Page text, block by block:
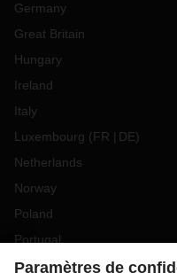
Germany
Great Britain
Hungary
Ireland
Italy
Luxembourg (FR DE)
Netherlands
Norway
Poland
Portugal
Romania